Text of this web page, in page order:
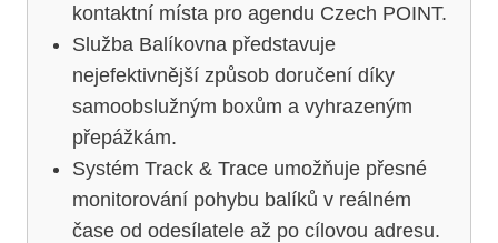
kontaktní místa pro agendu Czech POINT.
Služba Balíkovna představuje
nejefektivnější způsob doručení díky
samoobslužným boxům a vyhrazeným
přepážkám.
Systém Track & Trace umožňuje přesné
monitorování pohybu balíků v reálném
čase od odesílatele až po cílovou adresu.